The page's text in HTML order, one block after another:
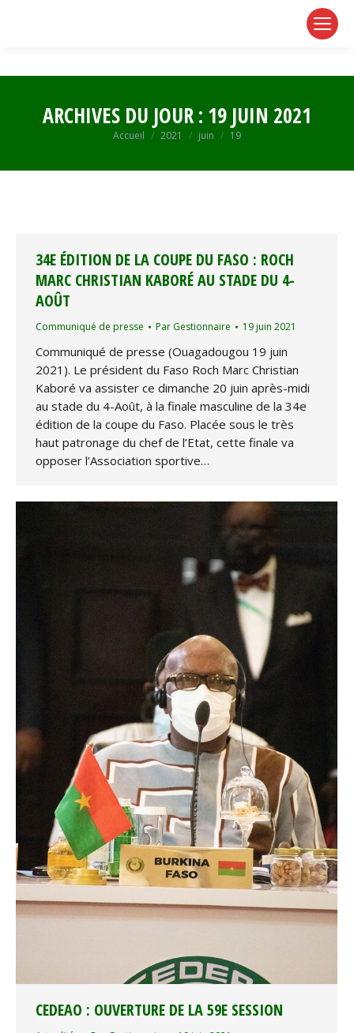
ARCHIVES DU JOUR : 19 JUIN 2021
Vous êtes ici :
Accueil 2021 juin 19
34E ÉDITION DE LA COUPE DU FASO : ROCH
MARC CHRISTIAN KABORÉ AU STADE DU 4-
AOÛT
Communiqué de presse Par Gestionnaire 19 juin 2021
Communiqué de presse (Ouagadougou 19 juin
2021). Le président du Faso Roch Marc Christian
Kaboré va assister ce dimanche 20 juin après-midi
au stade du 4-Août, à la finale masculine de la 34e
édition de la coupe du Faso. Placée sous le très
haut patronage du chef de l’Etat, cette finale va
opposer l’Association sportive…
CEDEAO : OUVERTURE DE LA 59E SESSION